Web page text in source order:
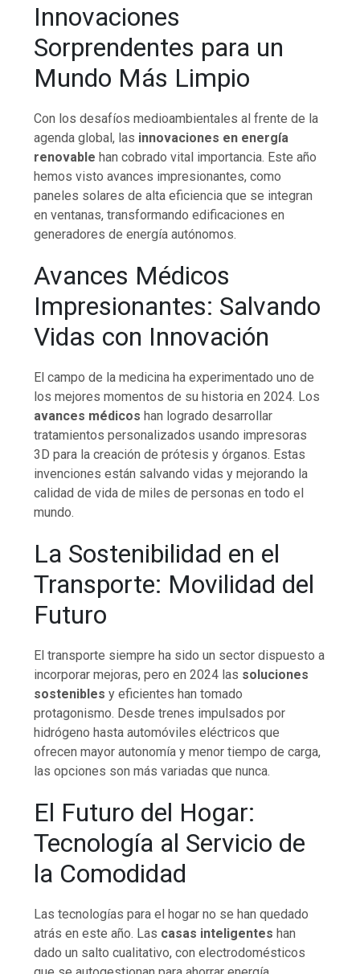
Innovaciones
Sorprendentes para un
Mundo Más Limpio
Con los desafíos medioambientales al frente de la
agenda global, las innovaciones en energía
renovable han cobrado vital importancia. Este año
hemos visto avances impresionantes, como
paneles solares de alta eficiencia que se integran
en ventanas, transformando edificaciones en
generadores de energía autónomos.
Avances Médicos
Impresionantes: Salvando
Vidas con Innovación
El campo de la medicina ha experimentado uno de
los mejores momentos de su historia en 2024. Los
avances médicos han logrado desarrollar
tratamientos personalizados usando impresoras
3D para la creación de prótesis y órganos. Estas
invenciones están salvando vidas y mejorando la
calidad de vida de miles de personas en todo el
mundo.
La Sostenibilidad en el
Transporte: Movilidad del
Futuro
El transporte siempre ha sido un sector dispuesto a
incorporar mejoras, pero en 2024 las soluciones
sostenibles y eficientes han tomado
protagonismo. Desde trenes impulsados por
hidrógeno hasta automóviles eléctricos que
ofrecen mayor autonomía y menor tiempo de carga,
las opciones son más variadas que nunca.
El Futuro del Hogar:
Tecnología al Servicio de
la Comodidad
Las tecnologías para el hogar no se han quedado
atrás en este año. Las casas inteligentes han
dado un salto cualitativo, con electrodomésticos